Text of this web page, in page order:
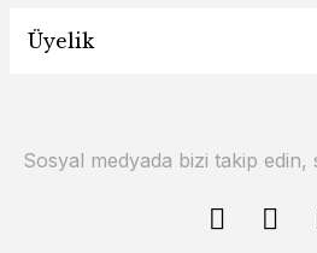
Üyelik
Sosyal medyada bizi takip edin,